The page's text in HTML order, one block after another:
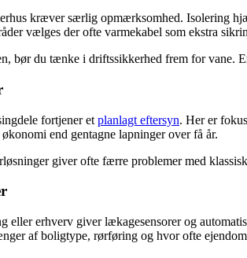
kræver særlig opmærksomhed. Isolering
vælges der ofte varmekabel som ekstra
bør du tænke i driftssikkerhed frem for vane.
fortjener et planlagt eftersyn. Her er
end gentagne lapninger over få år.
giver ofte færre problemer med
erhverv giver lækagesensorer og
af boligtype, rørføring og hvor ofte